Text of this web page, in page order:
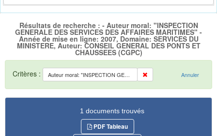
Résultats de recherche : - Auteur moral: "INSPECTION
GENERALE DES SERVICES DES AFFAIRES MARITIMES" -
Année de mise en ligne: 2007, Domaine: SERVICES DU
MINISTERE, Auteur: CONSEIL GENERAL DES PONTS ET
CHAUSSEES (CGPC)
Critères : Auteur moral: "INSPECTION GENERALE DES SERVICES DES AFFAIRES MARITIMES" Annuler
1 documents trouvés
PDF Tableau